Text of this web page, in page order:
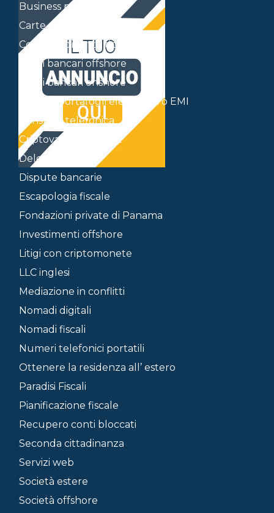
Business plan
Carte di credito Offshore
Contratti di tutti i tipi
Conti bancari offshore
Conti bancari onshore
Conti in portafogli elettronici o EMI
Consulta telefonica
Criptovalute e wallet
Delocalizzazione
Dispute bancarie
Escapologia fiscale
Fondazioni private di Panama
Investimenti offshore
Litigi con criptomonete
LLC inglesi
Mediazione in conflitti
Nomadi digitali
Nomadi fiscali
Numeri telefonici portatili
Ottenere la residenza all’ estero
Paradisi Fiscali
Pianificazione fiscale
Recupero conti bloccati
Seconda cittadinanza
Servizi web
Società estere
Società offshore